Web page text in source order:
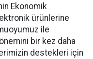
Ekonomik
ürünlerine
ile
bir kez daha
destekleri için